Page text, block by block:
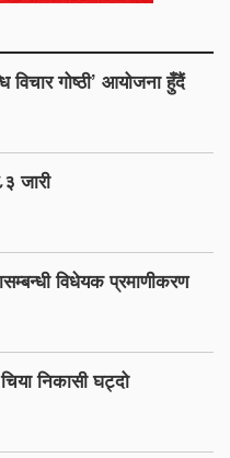
गोष्ठी’ आयोजना हुँदैं
जारी
विधेयक प्रमाणीकरण
निकासी घट्दो